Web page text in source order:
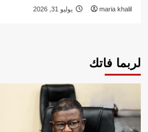
maria khalil يوليو 31, 2026
لربما فاتك